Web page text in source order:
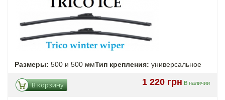
Размеры: 500 и 500 ммТип крепления: универсальное
1 220 грн В наличии
В корзину